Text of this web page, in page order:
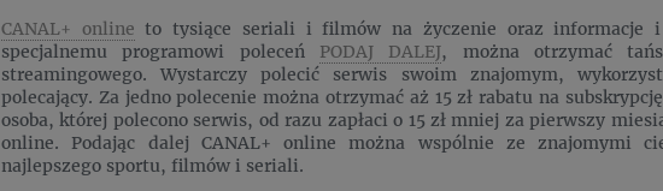
CANAL+ online to tysiące seriali i filmów na życzenie oraz informacje
specjalnemu programowi poleceń PODAJ DALEJ, można otrzymać
streamingowego. Wystarczy polecić serwis swoim znajomym,
polecający. Za jedno polecenie można otrzymać aż 15 zł rabatu na
osoba, której polecono serwis, od razu zapłaci o 15 zł mniej za pierwszy
online. Podając dalej CANAL+ online można wspólnie ze znajomymi
najlepszego sportu, filmów i seriali.